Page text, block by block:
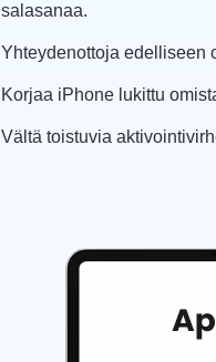
salasanaa.
Yhteydenottoja edelliseen
Korjaa iPhone lukittu
Vältä toistuvia